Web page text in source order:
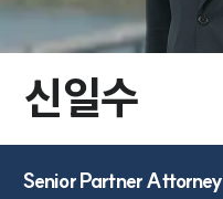
신일수
Senior Partner Attorney